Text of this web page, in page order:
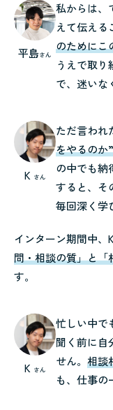
平島さん
私からは、
えて伝える
のためにこ
うえで取り
で、迷いな
K さん
ただ言われ
をやるのか
の中でも納
すると、そ
毎回深く学
インターン期間中、
問・相談の質」と「
す。
K さん
忙しい中で
聞く前に自
せん。 相談
も、仕事の